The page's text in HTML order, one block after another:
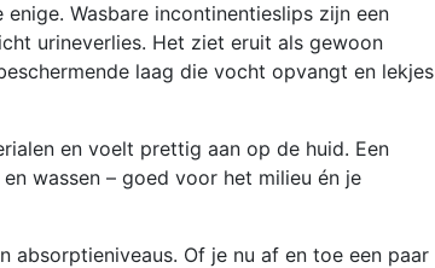
Wasbare incontinentieslips zijn een
urineverlies. Het ziet eruit als gewoon
laag die vocht opvangt en lekjes
en voelt prettig aan op de huid. Een
wassen – goed voor het milieu én je
absorptieniveaus. Of je nu af en toe een paar